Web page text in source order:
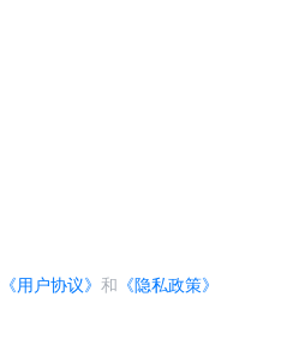
《用户协议》和 《隐私政策》